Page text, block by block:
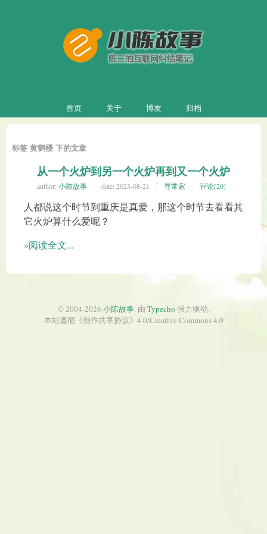
首页 关于 博友 归档
标签 黄鹤楼 下的文章
从一个火炉到另一个火炉再到又一个火炉
author: 小陈故事 date: 2023-08-21 寻常家 评论[20]
人都说这个时节到重庆是真爱，那这个时节去看看其
它火炉算什么爱呢？
»阅读全文...
© 2004-2026 小陈故事. 由 Typecho 强力驱动.
本站遵循《创作共享协议》4.0/Creative Commons 4.0